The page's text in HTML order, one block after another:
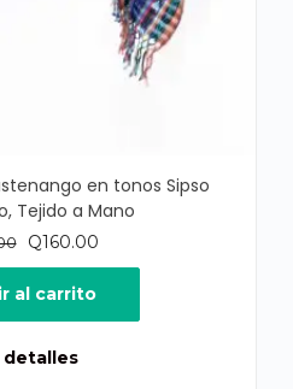
en tonos Sipso
Tejido a Mano
El
precio
original
era:
Q160.00El
precio
es:
al carrito
detalles